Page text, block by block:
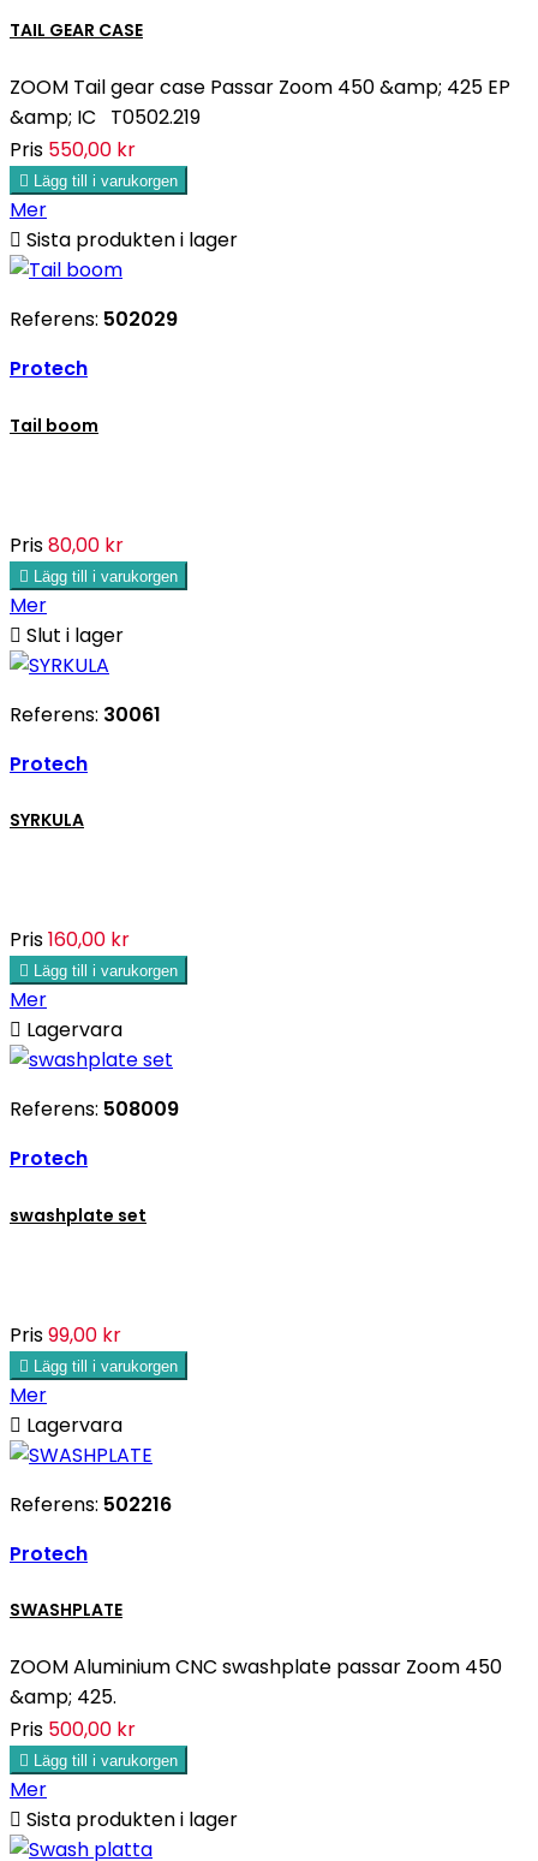
TAIL GEAR CASE
ZOOM Tail gear case Passar Zoom 450 &amp; 425 EP
&amp; IC T0502.219
Pris 550,00 kr
 Lägg till i varukorgen
Mer
 Sista produkten i lager
Referens: 502029
Protech
Tail boom
Pris80,00 kr
 Lägg till i varukorgen
Mer
 Slut i lager
Referens: 30061
Protech
SYRKULA
Pris160,00 kr
 Lägg till i varukorgen
Mer
 Lagervara
Referens: 508009
Protech
swashplate set
Pris99,00 kr
 Lägg till i varukorgen
Mer
 Lagervara
Referens: 502216
Protech
SWASHPLATE
ZOOM Aluminium CNC swashplate passar Zoom 450
&amp; 425.
Pris 500,00 kr
 Lägg till i varukorgen
Mer
 Sista produkten i lager